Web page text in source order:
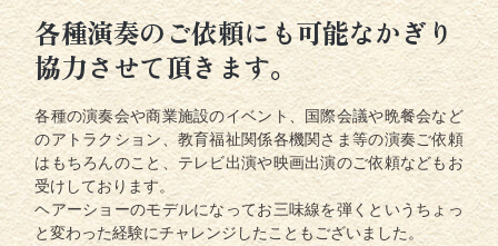
各種演奏のご依頼にも可能なかぎり
協力させて頂きます。
各種の演奏会や商業施設のイベント、国際会議や晩餐会など
のアトラクション、教育福祉関係各機関さま等の演奏ご依頼
はもちろんのこと、テレビ出演や映画出演のご依頼などもお
受けしております。
ヘアーショーのモデルになってお三味線を弾くというちょっ
と変わった経験にチャレンジしたこともございました。